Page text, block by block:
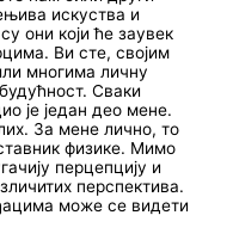
искуства и
они који ће заувек
Ви сте, својим
многима личну
Сваки
је један део мене.
За мене лично, то
физике. Мимо
перцепцију и
перспектива.
може се видети